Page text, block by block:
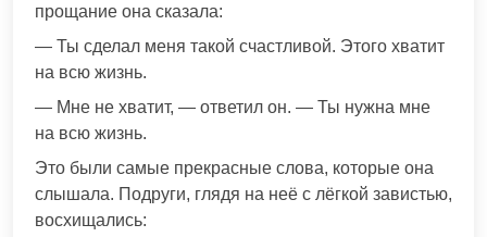
прощание она сказала:
— Ты сделал меня такой счастливой. Этого хватит
на всю жизнь.
— Мне не хватит, — ответил он. — Ты нужна мне
на всю жизнь.
Это были самые прекрасные слова, которые она
слышала. Подруги, глядя на неё с лёгкой завистью,
восхищались: